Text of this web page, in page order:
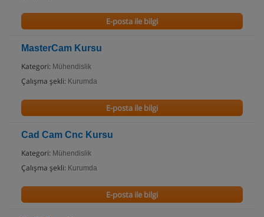
E-posta ile bilgi
MasterCam Kursu
Kategori: Mühendislik
Çalışma şekli: Kurumda
E-posta ile bilgi
Cad Cam Cnc Kursu
Kategori: Mühendislik
Çalışma şekli: Kurumda
E-posta ile bilgi